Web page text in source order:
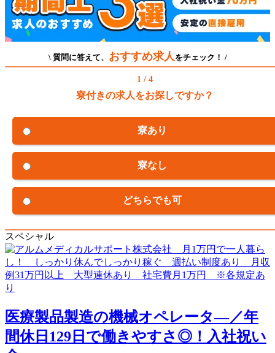
\ 質問に答えて、 おすすめ求人 をチェック！ /
1 / 4
寮付きの求人をお探しですか？
寮あり
寮なし
どちらでも可
スペシャル
医療製品製造の機械オペレータ―／年
間休日129日で働きやすさ◎！入社祝い